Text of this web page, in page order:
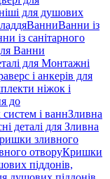
для душових
ВанниВанни із
із санітарного
Ванни
для Монтажні
і анкерів для
ніжок і
до
і ваннЗливна
деталі для Зливна
зливного
отворуКришки
піддонів,